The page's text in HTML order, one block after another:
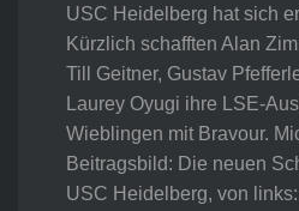
USC Heidelberg hat sich
Kürzlich schafften Alan
Till Geitner, Gustav
Laurey Oyugi ihre LSE-
Wieblingen mit Bravour.
Beitragsbild: Die neuen
USC Heidelberg, von